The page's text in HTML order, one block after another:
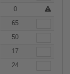
6.84 +
0
6.8465
7.6950
8.5517
9.4124